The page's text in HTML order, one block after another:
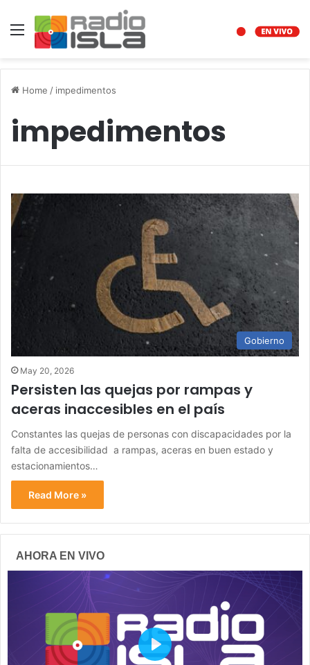
Menu
Home / impedimentos
impedimentos
Gobierno
May 20, 2026
Persisten las quejas por rampas y
aceras inaccesibles en el país
Constantes las quejas de personas con discapacidades por la
falta de accesibilidad a rampas, aceras en buen estado y
estacionamientos…
Read More »
AHORA EN VIVO
P